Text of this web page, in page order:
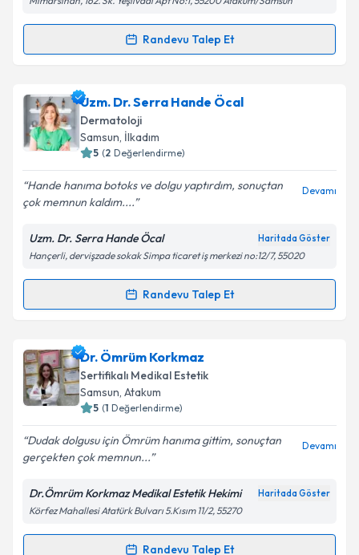
Kişisel verilerimin işlenmesine ilişkinAydınlatma
kapsamda işlenmesini kabul ediyorum.
Takvim Talebini Gönder
Randevu Talep Et
Randevu Takvimi Talebi
Uzm. Dr. Burak Ekinciiçin randevu takvimi talebi
oluşturun. Size bu uzmandan randevu almanız için bir
takvim hazırlandığında e-posta ile bilgilendireceğiz.
Kişisel verilerimin işlenmesine ilişkin
Aydınlatma
Metni'ni okudum ve kişisel verilerimin belirtilen
kapsamda işlenmesini kabul ediyorum.
Uzm. Dr. Serra Hande Öcal
Dermatoloji
Samsun, İlkadım
5 (2 Değerlendirme)
Hande hanıma botoks ve dolgu yaptırdım, sonuçtan
çok memnun kaldım....
Devamı
Uzm. Dr. Serra Hande Öcal Haritada Göster
Hançerli, dervişzade sokak Simpa ticaret iş merkezi no:12/7, 55020
Randevu Talep Et
Randevu Takvimi Talebi
Uzm. Dr. Serra Hande Öcal
talebi oluşturun. Size bu uzmandan randevu almanız
için bir takvim hazırlandığında e-posta ile
bilgilendireceğiz.
E-posta Adresiniz
Kişisel verilerimin işlenmesine ilişkin
Metni'ni okudum ve kişisel verilerimin belirtilen
kapsamda işlenmesini kabul ediyorum.
Dr. Ömrüm Korkmaz
Sertifikalı Medikal Estetik
Samsun, Atakum
5 (1 Değerlendirme)
Dudak dolgusu için Ömrüm hanıma gittim, sonuçtan
gerçekten çok memnun...
Devamı
Dr.Ömrüm Korkmaz Medikal Estetik Hekimi Haritada Göster
Körfez Mahallesi Atatürk Bulvarı 5.Kısım 11/2, 55270
Randevu Talep Et